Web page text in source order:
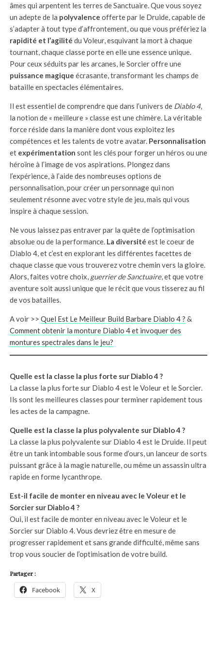
âmes qui arpentent les terres de Sanctuaire. Que vous soyez
un adepte de la polyvalence offerte par le Druide, capable de
s’adapter à tout type d’affrontement, ou que vous préfériez la
rapidité et l’agilité du Voleur, esquivant la mort à chaque
tournant, chaque classe porte en elle une essence unique.
Pour ceux séduits par les arcanes, le Sorcier offre une
puissance magique écrasante, transformant les champs de
bataille en spectacles élémentaires.
Il est essentiel de comprendre que dans l’univers de Diablo 4,
la notion de « meilleure » classe est une chimère. La véritable
force réside dans la manière dont vous exploitez les
compétences et les talents de votre avatar. Personnalisation
et expérimentation sont les clés pour forger un héros ou une
héroïne à l’image de vos aspirations. Plongez dans
l’expérience, à l’aide des nombreuses options de
personnalisation, pour créer un personnage qui non
seulement résonne avec votre style de jeu, mais qui vous
inspire à chaque session.
Ne vous laissez pas entraver par la quête de l’optimisation
absolue ou de la performance. La diversité est le coeur de
Diablo 4, et c’est en explorant les différentes facettes de
chaque classe que vous trouverez votre chemin vers la gloire.
Alors, faites votre choix, guerrier de Sanctuaire, et que votre
aventure soit aussi unique que le récit que vous tisserez au fil
de vos batailles.
A voir >> Quel Est Le Meilleur Build Barbare Diablo 4 ? &
Comment obtenir la monture Diablo 4 et invoquer des
montures spectrales dans le jeu?
Quelle est la classe la plus forte sur Diablo 4 ?
La classe la plus forte sur Diablo 4 est le Voleur et le Sorcier.
Ils sont les meilleures classes pour terminer rapidement tous
les actes de la campagne.
Quelle est la classe la plus polyvalente sur Diablo 4 ?
La classe la plus polyvalente sur Diablo 4 est le Druide. Il peut
être un tank intombable sous forme d’ours, un lanceur de sorts
puissant grâce à la magie naturelle, ou même un assassin ultra
rapide en forme lycanthrope.
Est-il facile de monter en niveau avec le Voleur et le
Sorcier sur Diablo 4 ?
Oui, il est facile de monter en niveau avec le Voleur et le
Sorcier sur Diablo 4. Vous devriez être en mesure de
progresser rapidement et sans grande difficulté, même sans
trop vous soucier de l’optimisation de votre build.
Partager :
Facebook X